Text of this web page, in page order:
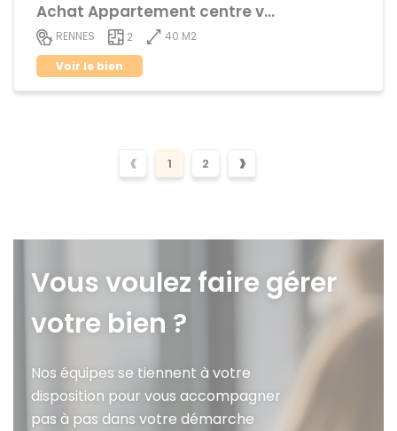
Achat Appartement centre ville
RENNES 2
40 M2
Voir le bien
‹ 1 2 ›
Vous voulez faire gérer
votre bien ?
Nos équipes se tiennent à votre
disposition pour vous accompagner
pas à pas dans votre démarche